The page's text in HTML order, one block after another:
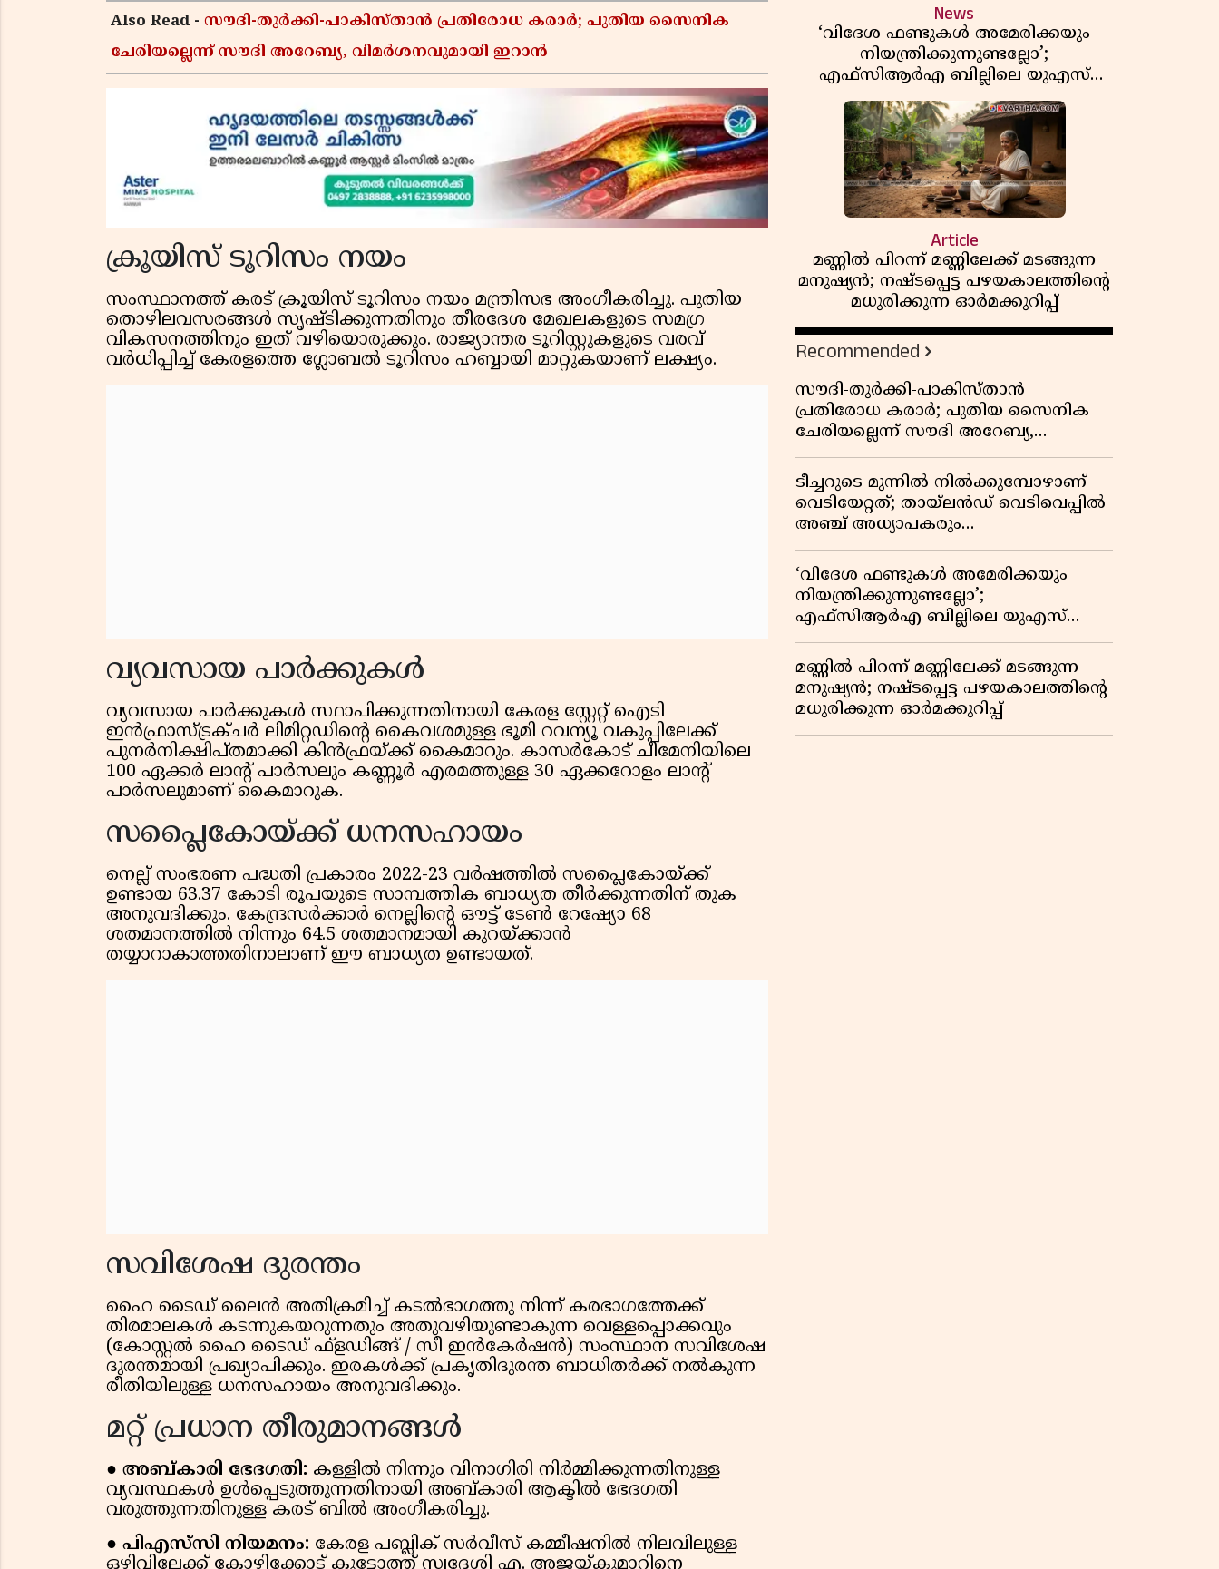
Also Read - സൗദി-തുർക്കി-പാകിസ്താൻ പ്രതിരോധ കരാർ; പുതിയ സൈനിക
ചേരിയല്ലെന്ന് സൗദി അറേബ്യ, വിമർശനവുമായി ഇറാൻ
ക്രൂയിസ് ടൂറിസം നയം
സംസ്ഥാനത്ത് കരട് ക്രൂയിസ് ടൂറിസം നയം മന്ത്രിസഭ അംഗീകരിച്ചു. പുതിയ
തൊഴിലവസരങ്ങള്‍ സൃഷ്ടിക്കുന്നതിനും തീരദേശ മേഖലകളുടെ സമഗ്ര
വികസനത്തിനും ഇത് വഴിയൊരുക്കും. രാജ്യാന്തര ടൂറിസ്റ്റുകളുടെ വരവ്
വര്‍ധിപ്പിച്ച് കേരളത്തെ ഗ്ലോബല്‍ ടൂറിസം ഹബ്ബായി മാറ്റുകയാണ് ലക്ഷ്യം.
വ്യവസായ പാര്‍ക്കുകള്‍
വ്യവസായ പാര്‍ക്കുകള്‍ സ്ഥാപിക്കുന്നതിനായി കേരള സ്റ്റേറ്റ് ഐടി
ഇന്‍ഫ്രാസ്ട്രക്ചര്‍ ലിമിറ്റഡിന്റെ കൈവശമുള്ള ഭൂമി റവന്യൂ വകുപ്പിലേക്ക്
പുനര്‍നിക്ഷിപ്തമാക്കി കിന്‍ഫ്രയ്ക്ക് കൈമാറും. കാസര്‍കോട് ചീമേനിയിലെ
100 ഏക്കര്‍ ലാന്റ് പാര്‍സലും കണ്ണൂര്‍ എരമത്തുള്ള 30 ഏക്കറോളം ലാന്റ്
പാര്‍സലുമാണ് കൈമാറുക.
സപ്ലൈകോയ്ക്ക് ധനസഹായം
നെല്ല് സംഭരണ പദ്ധതി പ്രകാരം 2022-23 വര്‍ഷത്തില്‍ സപ്ലൈകോയ്ക്ക്
ഉണ്ടായ 63.37 കോടി രൂപയുടെ സാമ്പത്തിക ബാധ്യത തീര്‍ക്കുന്നതിന് തുക
അനുവദിക്കും. കേന്ദ്രസര്‍ക്കാര്‍ നെല്ലിന്റെ ഔട്ട് ടേണ്‍ റേഷ്യോ 68
ശതമാനത്തില്‍ നിന്നും 64.5 ശതമാനമായി കുറയ്ക്കാന്‍
തയ്യാറാകാത്തതിനാലാണ് ഈ ബാധ്യത ഉണ്ടായത്.
സവിശേഷ ദുരന്തം
ഹൈ ടൈഡ് ലൈന്‍ അതിക്രമിച്ച് കടല്‍ഭാഗത്തു നിന്ന് കരഭാഗത്തേക്ക്
തിരമാലകള്‍ കടന്നുകയറുന്നതും അതുവഴിയുണ്ടാകുന്ന വെള്ളപ്പൊക്കവും
(കോസ്റ്റല്‍ ഹൈ ടൈഡ് ഫ്‌ളഡിങ്ങ് / സീ ഇന്‍കേര്‍ഷന്‍) സംസ്ഥാന സവിശേഷ
ദുരന്തമായി പ്രഖ്യാപിക്കും. ഇരകള്‍ക്ക് പ്രകൃതിദുരന്ത ബാധിതര്‍ക്ക് നല്‍കുന്ന
രീതിയിലുള്ള ധനസഹായം അനുവദിക്കും.
മറ്റ് പ്രധാന തീരുമാനങ്ങള്‍
● അബ്കാരി ഭേദഗതി: കള്ളില്‍ നിന്നും വിനാഗിരി നിര്‍മ്മിക്കുന്നതിനുള്ള
വ്യവസ്ഥകള്‍ ഉള്‍പ്പെടുത്തുന്നതിനായി അബ്കാരി ആക്ടില്‍ ഭേദഗതി
വരുത്തുന്നതിനുള്ള കരട് ബില്‍ അംഗീകരിച്ചു.
● പിഎസ്‌സി നിയമനം: കേരള പബ്ലിക് സര്‍വീസ് കമ്മീഷനില്‍ നിലവിലുള്ള
News
‘വിദേശ ഫണ്ടുകൾ അമേരിക്കയും
നിയന്ത്രിക്കുന്നുണ്ടല്ലോ’;
എഫ്സിആർഎ ബില്ലിലെ യുഎസ്
വിമർശനങ്ങൾക്ക് മറുപടിയുമായി ഇന്ത്യ
Article
മണ്ണിൽ പിറന്ന് മണ്ണിലേക്ക് മടങ്ങുന്ന
മനുഷ്യൻ; നഷ്ടപ്പെട്ട പഴയകാലത്തിൻ്റെ
മധുരിക്കുന്ന ഓർമക്കുറിപ്പ്
Recommended
സൗദി-തുർക്കി-പാകിസ്താൻ
പ്രതിരോധ കരാർ; പുതിയ സൈനിക
ചേരിയല്ലെന്ന് സൗദി അറേബ്യ,
വിമർശനവുമായി ഇറാൻ
ടീച്ചറുടെ മുന്നിൽ നിൽക്കുമ്പോഴാണ്
വെടിയേറ്റത്; തായ്‌ലൻഡ് വെടിവെപ്പിൽ
അഞ്ച് അധ്യാപകരും
മുത്തശ്ശീമുത്തശ്ശന്മാരും കൊല്ലപ്പെട്ടു,
മരണസംഖ്യ 7; ഞെട്ടിക്കുന്ന
വെളിപ്പെടുത്തലുകൾ
‘വിദേശ ഫണ്ടുകൾ അമേരിക്കയും
നിയന്ത്രിക്കുന്നുണ്ടല്ലോ’;
എഫ്സിആർഎ ബില്ലിലെ യുഎസ്
വിമർശനങ്ങൾക്ക് മറുപടിയുമായി ഇന്ത്യ
മണ്ണിൽ പിറന്ന് മണ്ണിലേക്ക് മടങ്ങുന്ന
മനുഷ്യൻ; നഷ്ടപ്പെട്ട പഴയകാലത്തിൻ്റെ
മധുരിക്കുന്ന ഓർമക്കുറിപ്പ്